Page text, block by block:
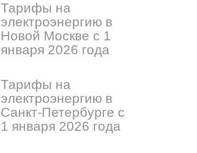
Тарифы на
электроэнергию в
Новой Москве с 1
января 2026 года
Тарифы на
электроэнергию в
Санкт-Петербурге с
1 января 2026 года